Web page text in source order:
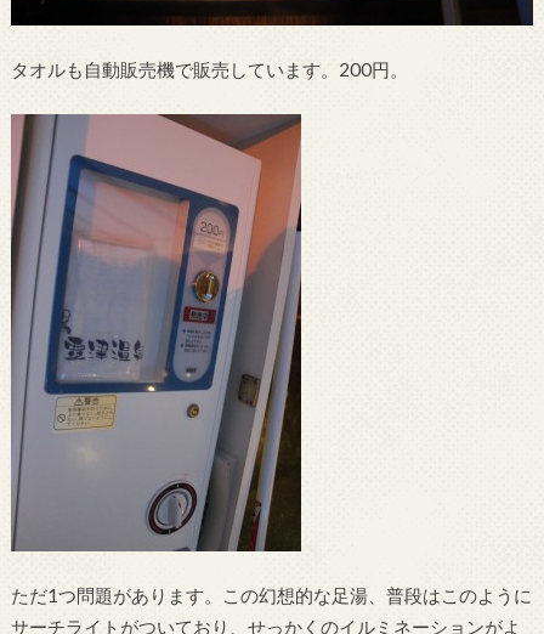
タオルも自動販売機で販売しています。200円。
ただ1つ問題があります。この幻想的な足湯、普段はこのように
サーチライトがついており、せっかくのイルミネーションがよ